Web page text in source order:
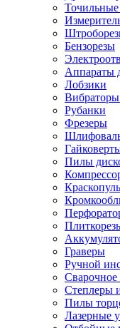
Точильные
Бензорезы
Аппараты
Лобзики
Вибраторы
Рубанки
Фрезеры
Пилы
Граверы
Ручной
Сварочное
Степлеры
Пилы
Лазерные